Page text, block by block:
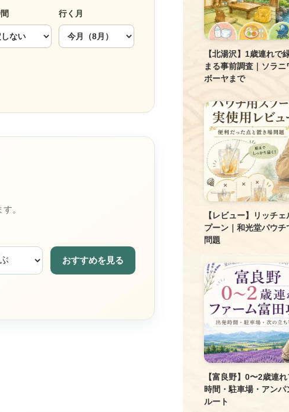
行く月
。
おすすめを見る
【北湯沢】1歳連れで
まる事前調査｜ソラニ
ボーヤまで
【レビュー】リッチ
プーン｜和光堂パウ
問題
【富良野】0〜2歳連
時間・駐車場・アン
ルート